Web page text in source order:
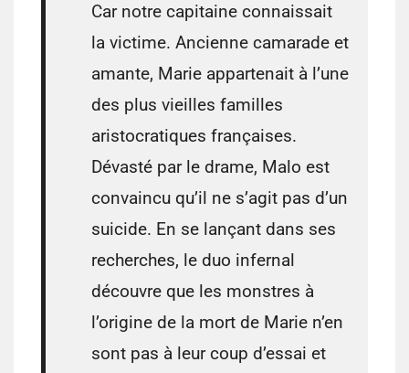
Car notre capitaine connaissait
la victime. Ancienne camarade et
amante, Marie appartenait à l’une
des plus vieilles familles
aristocratiques françaises.
Dévasté par le drame, Malo est
convaincu qu’il ne s’agit pas d’un
suicide. En se lançant dans ses
recherches, le duo infernal
découvre que les monstres à
l’origine de la mort de Marie n’en
sont pas à leur coup d’essai et